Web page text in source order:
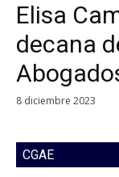
Elisa
decana
8 diciembre 2023
CGAE